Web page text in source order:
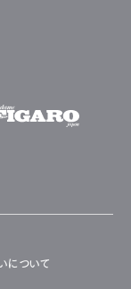
について